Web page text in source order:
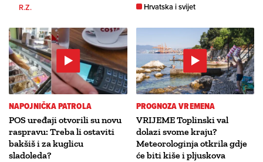
R.Z.
Hrvatska i svijet
NAPOJNIČKA PATROLA
POS uređaji otvorili su novu
raspravu: Treba li ostaviti
bakšiš i za kuglicu
sladoleda?
PROGNOZA VREMENA
VRIJEME Toplinski val
dolazi svome kraju?
Meteorologinja otkrila gdje
će biti kiše i pljuskova